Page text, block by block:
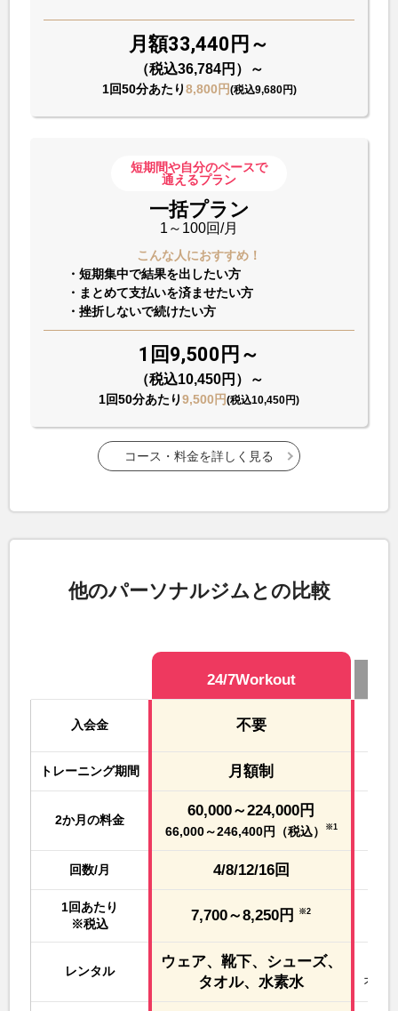
月額33,440円～
（税込36,784円）～
1回50分あたり8,800円(税込9,680円)
短期間や自分のペースで
通えるプラン
一括プラン
1～100回/月
こんな人におすすめ！
・短期集中で結果を出したい方
・まとめて支払いを済ませたい方
・挫折しないで続けたい方
1回9,500円～
（税込10,450円）～
1回50分あたり9,500円(税込10,450円)
コース・料金を詳しく見る
他のパーソナルジムとの比較
24/7Workout
入会金 不要
トレーニング期間 月額制
2か月の料金
60,000～224,000円
66,000～246,400円（税込） ※1
回数/月 4/8/12/16回
1回あたり
※税込
7,700～8,250円 ※2
レンタル
ウェア、靴下、シューズ、
タオル、水素水
オリ